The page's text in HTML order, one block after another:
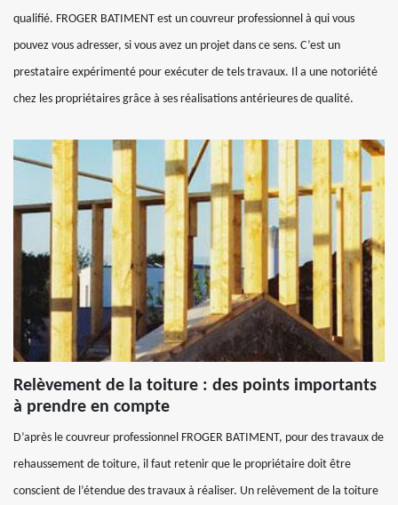
qualifié. FROGER BATIMENT est un couvreur professionnel à qui vous
pouvez vous adresser, si vous avez un projet dans ce sens. C’est un
prestataire expérimenté pour exécuter de tels travaux. Il a une notoriété
chez les propriétaires grâce à ses réalisations antérieures de qualité.
Relèvement de la toiture : des points importants
à prendre en compte
D’après le couvreur professionnel FROGER BATIMENT, pour des travaux de
rehaussement de toiture, il faut retenir que le propriétaire doit être
conscient de l’étendue des travaux à réaliser. Un relèvement de la toiture